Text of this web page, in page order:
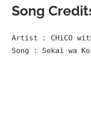
Song
Artist : CHiCO with
Song : Sekai wa